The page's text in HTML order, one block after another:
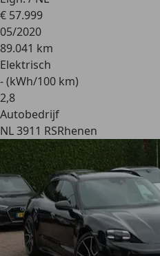
€ 57.999
05/2020
89.041 km
Elektrisch
- (kWh/100 km)
2,8
Autobedrijf
NL 3911 RSRhenen